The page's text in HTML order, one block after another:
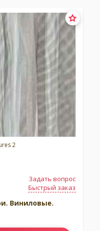
2
Задать вопрос
Быстрый заказ
Виниловые.